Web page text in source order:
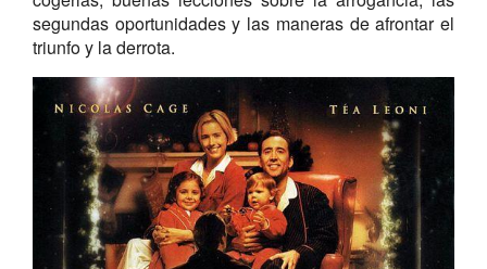
segundas oportunidades y las maneras de afrontar el
triunfo y la derrota.